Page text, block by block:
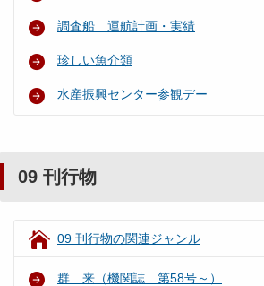
調査船 運航計画・実績
珍しい魚介類
水産振興センター参観デー
09 刊行物
09 刊行物の関連ジャンル
群 来（機関誌 第58号～）